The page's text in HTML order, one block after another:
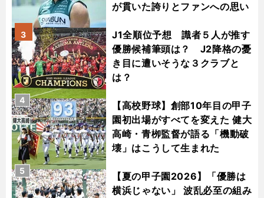
が貫いた誇りとファンへの思い
J1全順位予想 識者５人が推す
優勝候補筆頭は？ J2降格の憂
き目に遭いそうな３クラブと
は？
3
【高校野球】創部10年目の甲子
園初出場がすべてを変えた 健大
高崎・青栁監督が語る「機動破
壊」はこうして生まれた
4
【夏の甲子園2026】「優勝は
横浜じゃない」 波乱必至の組み
5